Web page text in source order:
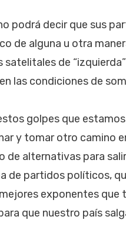
podrá decir que sus
de alguna u otra
satelitales de
las condiciones de
golpes que
y tomar otro camino
de alternativas para
de partidos políticos,
exponentes que
que nuestro país